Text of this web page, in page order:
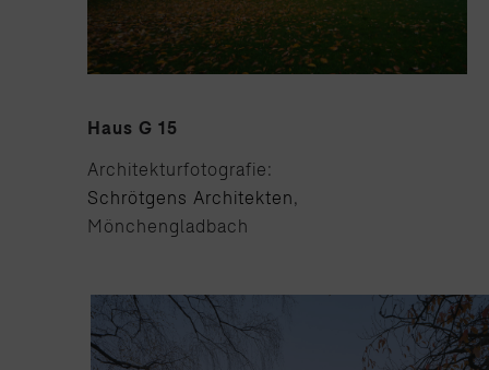
Haus G 15
Architekturfotografie:
Schrötgens Architekten,
Mönchengladbach